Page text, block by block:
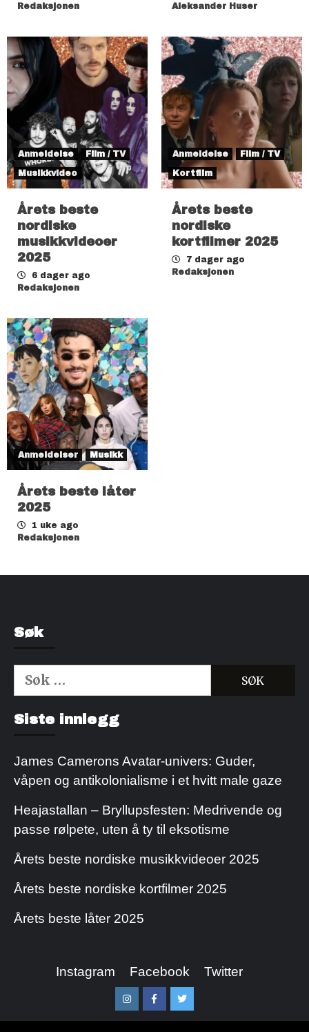
Redaksjonen
Aleksander Huser
Anmeldelse
Film / TV
Musikkvideo
Årets beste
nordiske
musikkvideoer
2025
6 dager ago
Redaksjonen
Anmeldelse
Film / TV
Kortfilm
Årets beste
nordiske
kortfilmer 2025
7 dager ago
Redaksjonen
Anmeldelser Musikk
Årets beste låter
2025
1 uke ago
Redaksjonen
Søk
Søk
etter:
Siste innlegg
James Camerons Avatar-univers: Guder,
våpen og antikolonialisme i et hvitt male gaze
Heajastallan – Bryllupsfesten: Medrivende og
passe rølpete, uten å ty til eksotisme
Årets beste nordiske musikkvideoer 2025
Årets beste nordiske kortfilmer 2025
Årets beste låter 2025
Instagram Facebook Twitter
InstagramFacebookTwitter